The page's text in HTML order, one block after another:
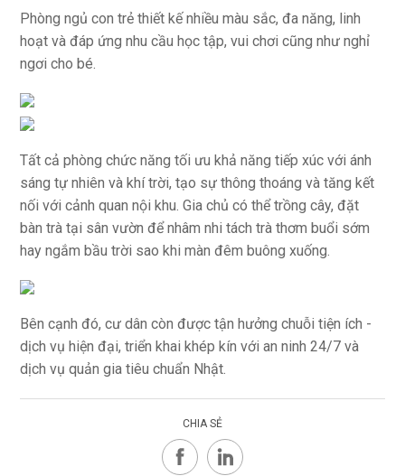
Phòng ngủ con trẻ thiết kế nhiều màu sắc, đa năng, linh
hoạt và đáp ứng nhu cầu học tập, vui chơi cũng như nghỉ
ngơi cho bé.
Tất cả phòng chức năng tối ưu khả năng tiếp xúc với ánh
sáng tự nhiên và khí trời, tạo sự thông thoáng và tăng kết
nối với cảnh quan nội khu. Gia chủ có thể trồng cây, đặt
bàn trà tại sân vườn để nhâm nhi tách trà thơm buổi sớm
hay ngắm bầu trời sao khi màn đêm buông xuống.
Bên cạnh đó, cư dân còn được tận hưởng chuỗi tiện ích -
dịch vụ hiện đại, triển khai khép kín với an ninh 24/7 và
dịch vụ quản gia tiêu chuẩn Nhật.
CHIA SẺ